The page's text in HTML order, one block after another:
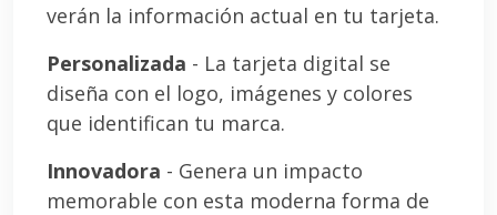
verán la información actual en tu tarjeta.
Personalizada - La tarjeta digital se
diseña con el logo, imágenes y colores
que identifican tu marca.
Innovadora - Genera un impacto
memorable con esta moderna forma de